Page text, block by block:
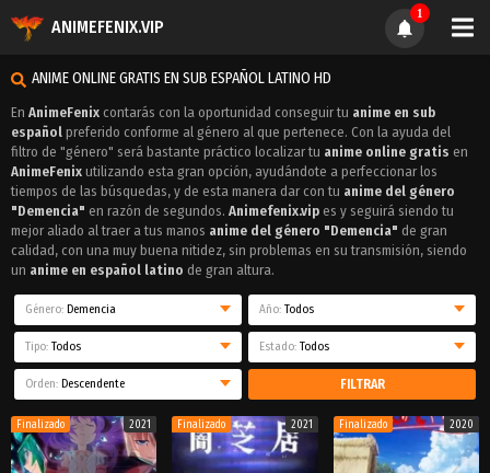
ANIMEFENIX.VIP
1
ANIME ONLINE GRATIS EN SUB ESPAÑOL LATINO HD
En AnimeFenix contarás con la oportunidad conseguir tu anime en sub
español preferido conforme al género al que pertenece. Con la ayuda del
filtro de "género" será bastante práctico localizar tu anime online gratis en
AnimeFenix utilizando esta gran opción, ayudándote a perfeccionar los
tiempos de las búsquedas, y de esta manera dar con tu anime del género
"Demencia" en razón de segundos. Animefenix.vip es y seguirá siendo tu
mejor aliado al traer a tus manos anime del género "Demencia" de gran
calidad, con una muy buena nitidez, sin problemas en su transmisión, siendo
un anime en español latino de gran altura.
Género: Demencia Año: Todos
Tipo: Todos Estado: Todos
Orden: Descendente FILTRAR
Finalizado 2021 Finalizado 2021 Finalizado 2020